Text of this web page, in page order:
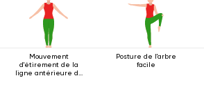
Mouvement
d'étirement de la
ligne antérieure du
Posture de l'arbre
facile